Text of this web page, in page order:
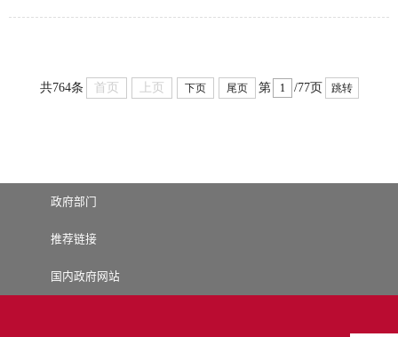
共764条 首页 上页 下页 尾页 第 /77页 跳转